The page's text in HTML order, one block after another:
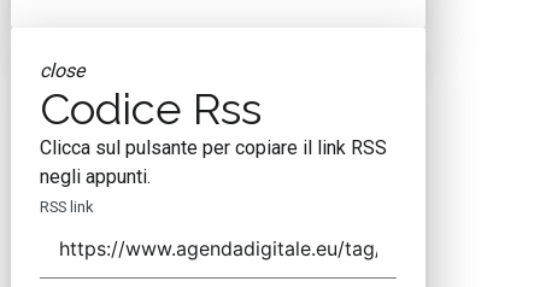
close
Codice Rss
Clicca sul pulsante per copiare il link RSS
negli appunti.
RSS link